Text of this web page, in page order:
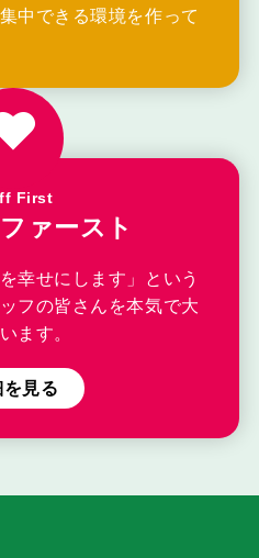
中できる環境を作って
First
ァースト
幸せにします」という
フの皆さんを本気で大
ます。
を見る